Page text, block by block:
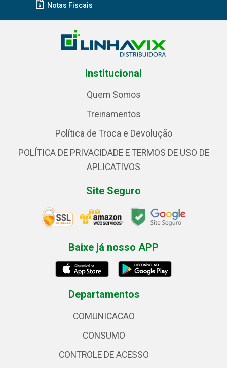
Notas Fiscais
Institucional
Quem Somos
Treinamentos
Política de Troca e Devolução
POLÍTICA DE PRIVACIDADE E TERMOS DE USO DE
APLICATIVOS
Site Seguro
Baixe já nosso APP
Departamentos
COMUNICACAO
CONSUMO
CONTROLE DE ACESSO